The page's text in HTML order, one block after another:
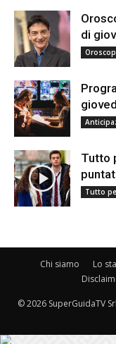
di
Tutto
Tutto
Chi siamo Lo
© 2026 SuperGuidaTV